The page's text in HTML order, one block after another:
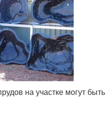
на участке могут быть